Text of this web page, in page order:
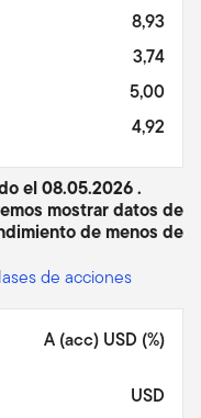
8,93
3,74
5,00
4,92
el 08.05.2026 .
mostrar datos de
de menos de
de acciones
A (acc) USD (%)
USD